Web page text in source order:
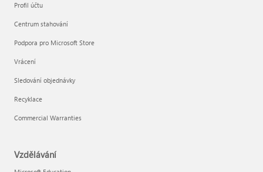
Profil účtu
Centrum stahování
Podpora pro Microsoft Store
Vrácení
Sledování objednávky
Recyklace
Commercial Warranties
Vzdělávání